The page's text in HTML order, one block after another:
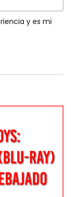
y es mi